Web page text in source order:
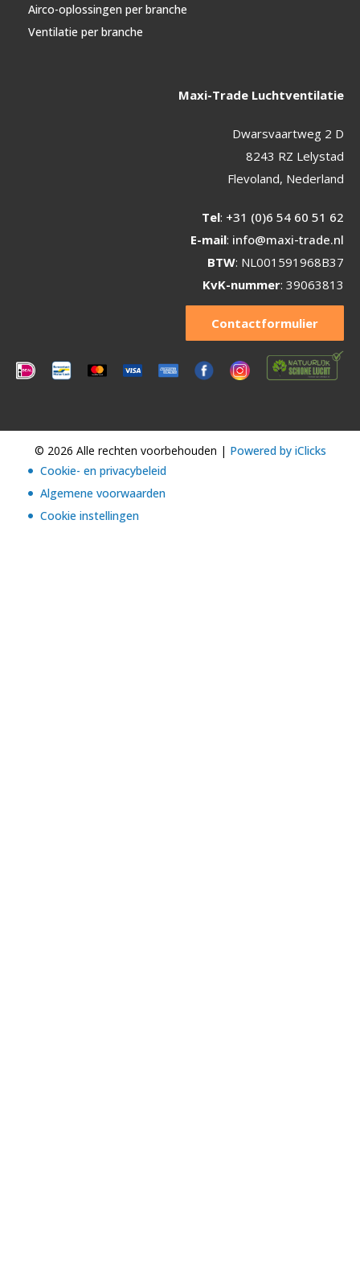
Airco-oplossingen per branche
Ventilatie per branche
Maxi-Trade Luchtventilatie
Dwarsvaartweg 2 D
8243 RZ Lelystad
Flevoland, Nederland
Tel: +31 (0)6 54 60 51 62
E-mail: info@maxi-trade.nl
BTW: NL001591968B37
KvK-nummer: 39063813
Contactformulier
© 2026 Alle rechten voorbehouden | Powered by iClicks
Cookie- en privacybeleid
Algemene voorwaarden
Cookie instellingen